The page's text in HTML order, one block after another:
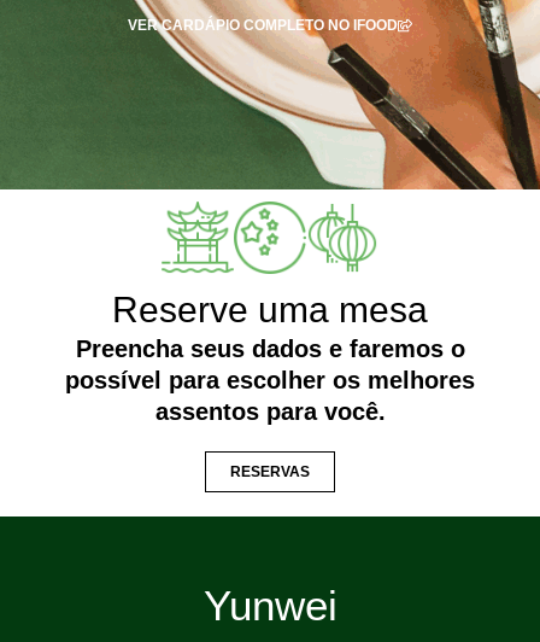
VER CARDÁPIO COMPLETO NO IFOOD
Reserve uma mesa
Preencha seus dados e faremos o
possível para escolher os melhores
assentos para você.
RESERVAS
Yunwei